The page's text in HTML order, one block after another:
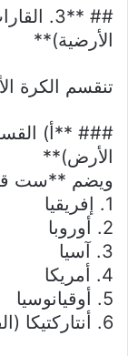
## **3.
الأرضية)**
تنقسم الكرة
### **أ)
الأرض)**
ويضم **ست
1. إفريقيا
2. أوروبا
3. آسيا
4. أمريكا
5. أوقيانوسيا
6. أنتاركتيكا (القارة القطبية الجنوبية)